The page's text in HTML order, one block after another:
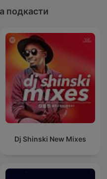
подкасти
Dj Shinski New Mixes